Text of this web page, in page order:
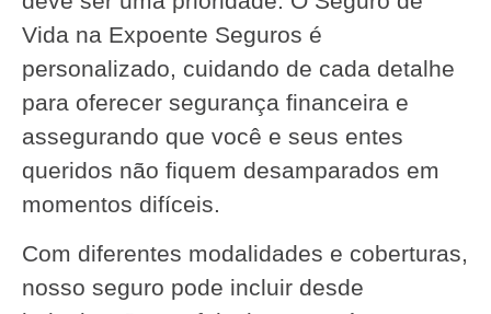
Vida na Expoente Seguros é
personalizado, cuidando de cada detalhe
para oferecer segurança financeira e
assegurando que você e seus entes
queridos não fiquem desamparados em
momentos difíceis.
Com diferentes modalidades e coberturas,
nosso seguro pode incluir desde